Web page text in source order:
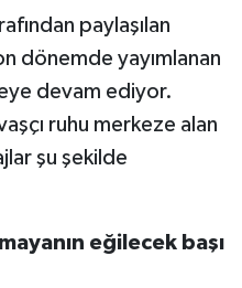
paylaşılan
dönemde yayımlanan
devam ediyor.
ruhu merkeze alan
şu şekilde
eğilecek başı